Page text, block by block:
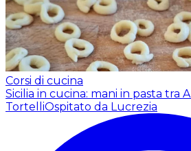
Corsi di cucina
Sicilia in cucina: mani in pasta tra
TortelliOspitato da Lucrezia